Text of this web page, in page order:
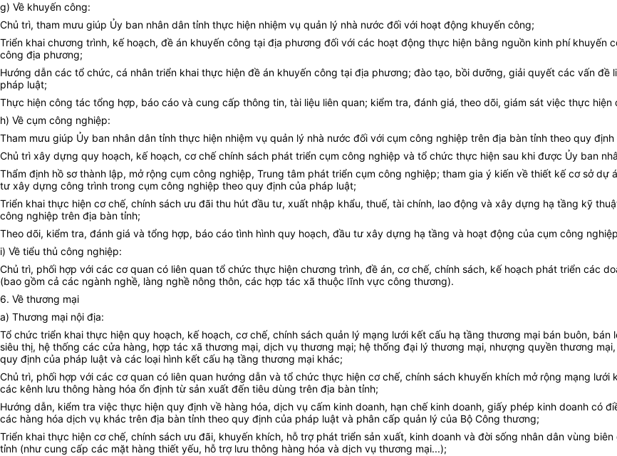
g) Về khuyến công:
Chủ trì, tham mưu giúp Ủy ban nhân dân tỉnh thực hiện nhiệm vụ quản lý nhà nước đối với hoạt động khuyến công;
Triển khai chương trình, kế hoạch, đề án khuyến công tại địa phương đối với các hoạt động thực hiện bằng nguồn kinh phí
công địa phương;
Hướng dẫn các tổ chức, cá nhân triển khai thực hiện đề án khuyến công tại địa phương; đào tạo, bồi dưỡng, giải quyết các vấn
pháp luật;
Thực hiện công tác tổng hợp, báo cáo và cung cấp thông tin, tài liệu liên quan; kiểm tra, đánh giá, theo dõi, giám sát việc thực
h) Về cụm công nghiệp:
Tham mưu giúp Ủy ban nhân dân tỉnh thực hiện nhiệm vụ quản lý nhà nước đối với cụm công nghiệp trên địa bàn tỉnh theo quy
Chủ trì xây dựng quy hoạch, kế hoạch, cơ chế chính sách phát triển cụm công nghiệp và tổ chức thực hiện sau khi được Ủy ban
Thẩm định hồ sơ thành lập, mở rộng cụm công nghiệp, Trung tâm phát triển cụm công nghiệp; tham gia ý kiến về thiết kế cơ sở
tư xây dựng công trình trong cụm công nghiệp theo quy định của pháp luật;
Triển khai thực hiện cơ chế, chính sách ưu đãi thu hút đầu tư, xuất nhập khẩu, thuế, tài chính, lao động và xây dựng hạ tầng kỹ
công nghiệp trên địa bàn tỉnh;
Theo dõi, kiểm tra, đánh giá và tổng hợp, báo cáo tình hình quy hoạch, đầu tư xây dựng hạ tầng và hoạt động của cụm công
i) Về tiểu thủ công nghiệp:
Chủ trì, phối hợp với các cơ quan có liên quan tổ chức thực hiện chương trình, đề án, cơ chế, chính sách, kế hoạch phát triển các
(bao gồm cả các ngành nghề, làng nghề nông thôn, các hợp tác xã thuộc lĩnh vực công thương).
6. Về thương mại
a) Thương mại nội địa:
Tổ chức triển khai thực hiện quy hoạch, kế hoạch, cơ chế, chính sách quản lý mạng lưới kết cấu hạ tầng thương mại bán buôn, bán
siêu thị, hệ thống các cửa hàng, hợp tác xã thương mại, dịch vụ thương mại; hệ thống đại lý thương mại, nhượng quyền thương
quy định của pháp luật và các loại hình kết cấu hạ tầng thương mại khác;
Chủ trì, phối hợp với các cơ quan có liên quan hướng dẫn và tổ chức thực hiện cơ chế, chính sách khuyến khích mở rộng mạng
các kênh lưu thông hàng hóa ổn định từ sản xuất đến tiêu dùng trên địa bàn tỉnh;
Hướng dẫn, kiểm tra việc thực hiện quy định về hàng hóa, dịch vụ cấm kinh doanh, hạn chế kinh doanh, giấy phép kinh doanh có
các hàng hóa dịch vụ khác trên địa bàn tỉnh theo quy định của pháp luật và phân cấp quản lý của Bộ Công thương;
Triển khai thực hiện cơ chế, chính sách ưu đãi, khuyến khích, hỗ trợ phát triển sản xuất, kinh doanh và đời sống nhân dân vùng
tỉnh (như cung cấp các mặt hàng thiết yếu, hỗ trợ lưu thông hàng hóa và dịch vụ thương mại...);